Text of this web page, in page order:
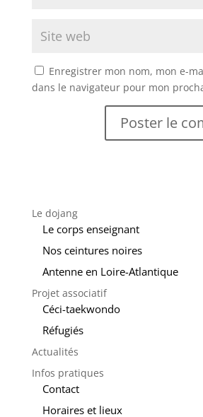
Enregistrer mon nom, mon e-
dans le navigateur pour mon
Le dojang
Le corps enseignant
Nos ceintures noires
Antenne en Loire-Atlantique
Projet associatif
Céci-taekwondo
Réfugiés
Actualités
Infos pratiques
Contact
Horaires et lieux